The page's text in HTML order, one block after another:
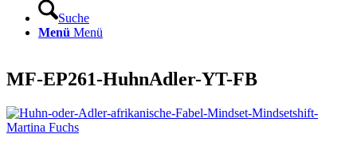
Suche
Menü Menü
MF-EP261-HuhnAdler-YT-FB